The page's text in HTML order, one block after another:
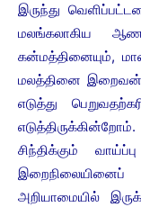
இருந்து
மலங்கலாகிய
கன்மத்தினையும்,
மலத்தினை இறைவன்
எடுத்து
சிந்திக்கும்
அறியாமையில்